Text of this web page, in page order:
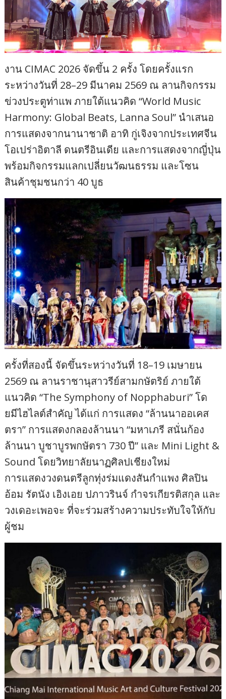
งาน CIMAC 2026 จัดขึ้น 2 ครั้ง โดยครั้งแรก
ระหว่างวันที่ 28–29 มีนาคม 2569 ณ ลานกิจกรรม
ข่วงประตูท่าแพ ภายใต้แนวคิด “World Music
Harmony: Global Beats, Lanna Soul” นำเสนอ
การแสดงจากนานาชาติ อาทิ กู่เจิงจากประเทศจีน
โอเปร่าอิตาลี ดนตรีอินเดีย และการแสดงจากญี่ปุ่น
พร้อมกิจกรรมแลกเปลี่ยนวัฒนธรรม และโซน
สินค้าชุมชนกว่า 40 บูธ
ครั้งที่สองนี้ จัดขึ้นระหว่างวันที่ 18–19 เมษายน
2569 ณ ลานราชานุสาวรีย์สามกษัตริย์ ภายใต้
แนวคิด “The Symphony of Nopphaburi” โด
ยมีไฮไลต์สำคัญ ได้แก่ การแสดง “ล้านนาออเคส
ตรา” การแสดงกลองล้านนา “มหาเภรี สนั่นก้อง
ล้านนา บูชาบูรพกษัตรา 730 ปี” และ Mini Light &
Sound โดยวิทยาลัยนาฏศิลปเชียงใหม่
การแสดงวงดนตรีลูกทุ่งร่มแดงสันกำแพง ศิลปิน
อ้อม รัตนัง เอิงเอย ปภาวรินจ์ กำจรเกียรติสกุล และ
วงเดอะเพอจะ ที่จะร่วมสร้างความประทับใจให้กับ
ผู้ชม